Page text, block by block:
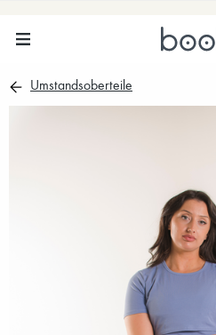
Umstandsoberteile